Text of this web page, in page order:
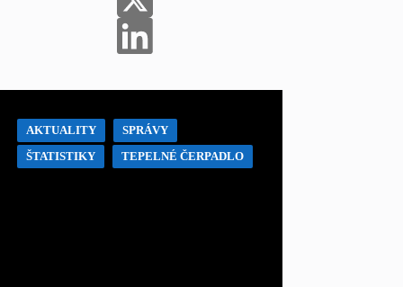
AKTUALITY
SPRÁVY
ŠTATISTIKY
TEPELNÉ ČERPADLO